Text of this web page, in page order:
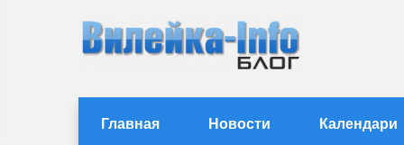
содержимому
Статьи и новости
Главная Новости Календари